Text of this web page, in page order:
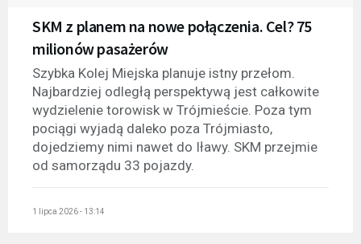
SKM z planem na nowe połączenia. Cel? 75
milionów pasażerów
Szybka Kolej Miejska planuje istny przełom.
Najbardziej odległą perspektywą jest całkowite
wydzielenie torowisk w Trójmieście. Poza tym
pociągi wyjadą daleko poza Trójmiasto,
dojedziemy nimi nawet do Iławy. SKM przejmie
od samorządu 33 pojazdy.
1 lipca 2026 - 13:14